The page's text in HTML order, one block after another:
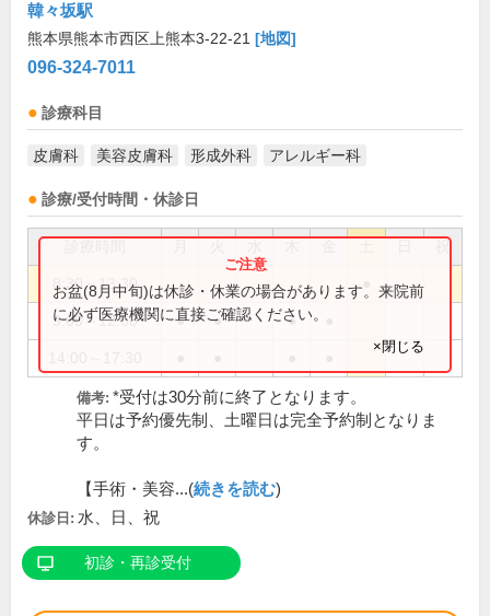
韓々坂駅
熊本県熊本市西区上熊本3-22-21 [地図]
096-324-7011
診療科目
皮膚科 美容皮膚科 形成外科 アレルギー科
診療/受付時間・休診日
祝
8:30～13:30
9:00～12:00 ● ● ●
お盆(8月中旬)は休診・休業の場合があります。来院前
に必ず医療機関に直接ご確認ください。
×閉じる
備考: *受付は30分前に終了となります。
平日は予約優先制、土曜日は完全予約制となりま
す。
【手術・美容...(続きを読む)
休診日: 水、日、祝
初診・再診受付